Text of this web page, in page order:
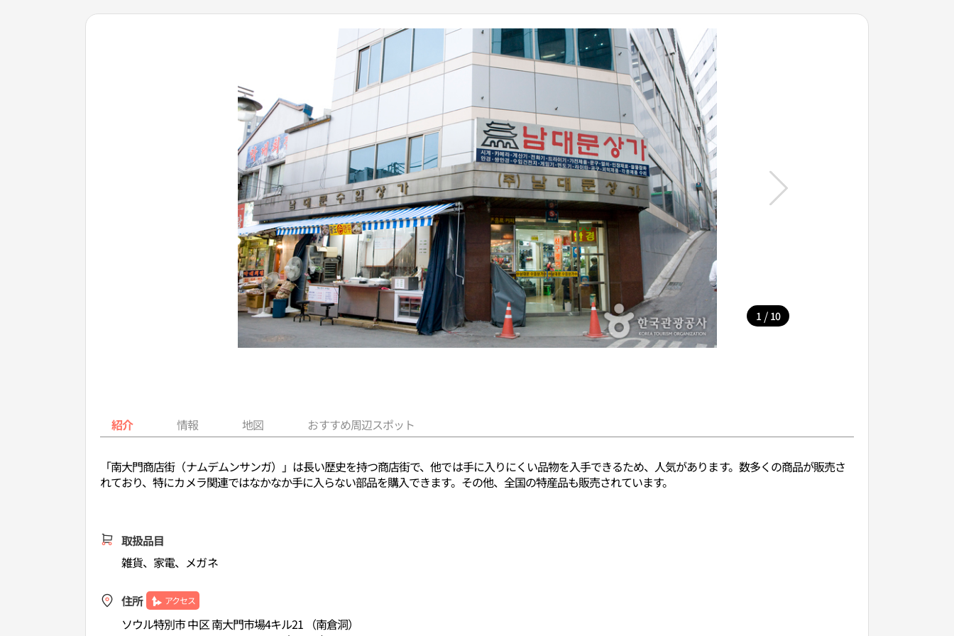
1 / 10
紹介 情報 地図 おすすめ周辺スポット
「南大門商店街（ナムデムンサンガ）」は長い歴史を持つ商店街で、他では手に入りにくい品物を入手できるため、人気があります。数多くの商品が販売さ
れており、特にカメラ関連ではなかなか手に入らない部品を購入できます。その他、全国の特産品も販売されています。
取扱品目
雑貨、家電、メガネ
住所 アクセス
ソウル特別市 中区 南大門市場4キル21 （南倉洞）